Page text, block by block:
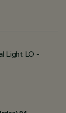
Light LO -